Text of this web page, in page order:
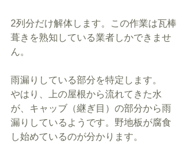
2列分だけ解体します。この作業は瓦棒
葺きを熟知している業者しかできませ
ん。
雨漏りしている部分を特定します。
やはり、上の屋根から流れてきた水
が、キャッブ（継ぎ目）の部分から雨
漏りしているようです。野地板が腐食
し始めているのが分かります。